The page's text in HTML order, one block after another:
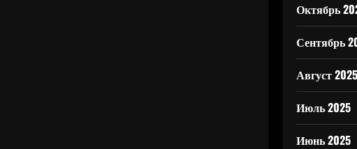
Октябрь
Сентябрь
Август 2025
Июль 2025
Июнь 2025